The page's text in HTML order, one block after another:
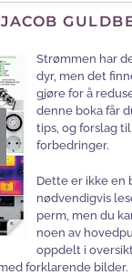
Strømmen har
dyr, men det
gjøre for å
denne boka får
tips, og forslag
forbedringer.
Dette er ikke en
nødvendigvis
perm, men du
noen av
oppdelt i
forklarende bilder.